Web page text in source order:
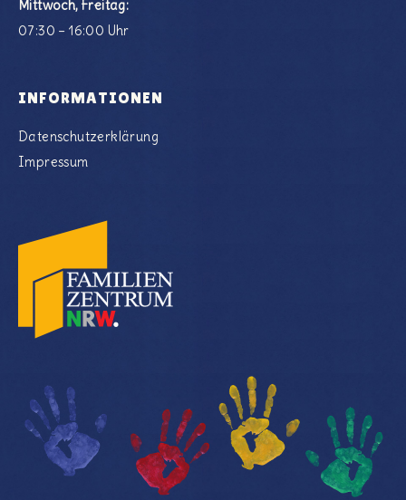
Mittwoch, Freitag:
07:30 – 16:00 Uhr
INFORMATIONEN
Datenschutzerklärung
Impressum